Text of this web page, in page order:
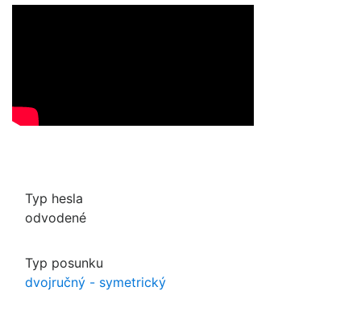
Typ hesla
odvodené
Typ posunku
dvojručný - symetrický